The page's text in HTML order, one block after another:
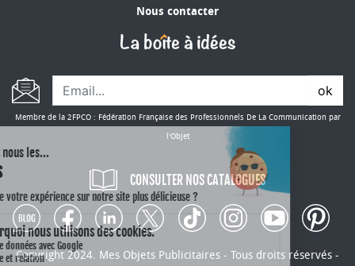
Nous contacter
ok
Membre de la 2FPCO : Fédération Française des Professionnels De La Communication par
l'Objet
CONSULTER NOS CATALOGUES
Copyright 2024. Mes Objets Publicitaires - Tous droits réservés -